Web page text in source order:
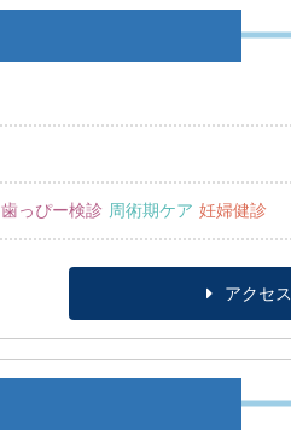
歯っぴー検診 周術期ケア 妊婦健診
アクセス